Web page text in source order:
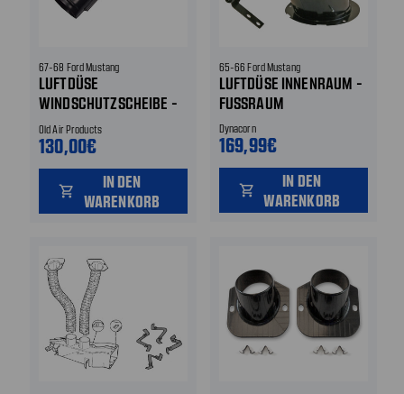
67-68 Ford Mustang
LUFTDÜSE
WINDSCHUTZSCHEIBE -
LINKS
Old Air Products
130,00€
shopping_cart
IN DEN
WARENKORB
65-66 Ford Mustang
LUFTDÜSE INNENRAUM -
FUSSRAUM
Dynacorn
169,99€
shopping_cart
IN DEN
WARENKORB